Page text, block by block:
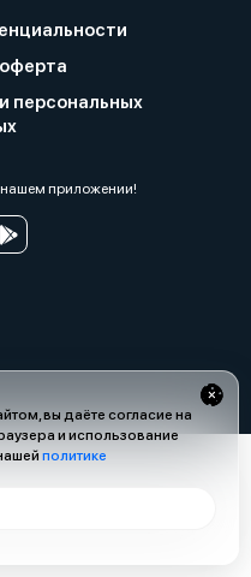
вы даёте согласие на
и использование
политике
персональных
нашем приложении!